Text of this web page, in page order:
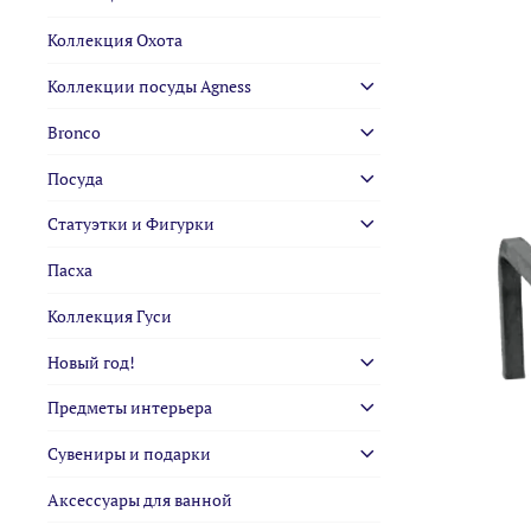
Коллекция Охота
Коллекции посуды Agness
Bronco
Посуда
Статуэтки и Фигурки
Пасха
Коллекция Гуси
Новый год!
Предметы интерьера
Сувениры и подарки
Аксессуары для ванной